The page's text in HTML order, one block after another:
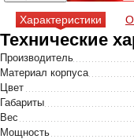
Характеристики
Технические
Производитель
Материал корпуса
Цвет
Габариты
Вес
Мощность